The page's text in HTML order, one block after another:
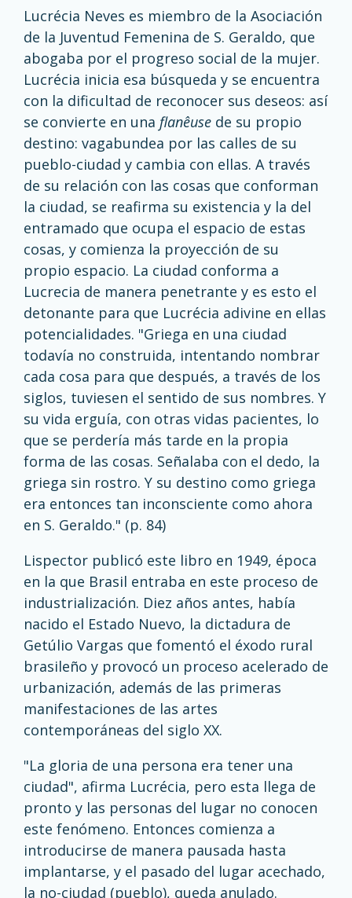
Lucrécia Neves es miembro de la Asociación
de la Juventud Femenina de S. Geraldo, que
abogaba por el progreso social de la mujer.
Lucrécia inicia esa búsqueda y se encuentra
con la dificultad de reconocer sus deseos: así
se convierte en una flanêuse de su propio
destino: vagabundea por las calles de su
pueblo-ciudad y cambia con ellas. A través
de su relación con las cosas que conforman
la ciudad, se reafirma su existencia y la del
entramado que ocupa el espacio de estas
cosas, y comienza la proyección de su
propio espacio. La ciudad conforma a
Lucrecia de manera penetrante y es esto el
detonante para que Lucrécia adivine en ellas
potencialidades. "Griega en una ciudad
todavía no construida, intentando nombrar
cada cosa para que después, a través de los
siglos, tuviesen el sentido de sus nombres. Y
su vida erguía, con otras vidas pacientes, lo
que se perdería más tarde en la propia
forma de las cosas. Señalaba con el dedo, la
griega sin rostro. Y su destino como griega
era entonces tan inconsciente como ahora
en S. Geraldo." (p. 84)
Lispector publicó este libro en 1949, época
en la que Brasil entraba en este proceso de
industrialización. Diez años antes, había
nacido el Estado Nuevo, la dictadura de
Getúlio Vargas que fomentó el éxodo rural
brasileño y provocó un proceso acelerado de
urbanización, además de las primeras
manifestaciones de las artes
contemporáneas del siglo XX.
"La gloria de una persona era tener una
ciudad", afirma Lucrécia, pero esta llega de
pronto y las personas del lugar no conocen
este fenómeno. Entonces comienza a
introducirse de manera pausada hasta
implantarse, y el pasado del lugar acechado,
la no-ciudad (pueblo), queda anulado.